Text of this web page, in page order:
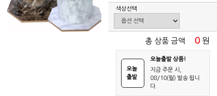
색상선택
총 상품 금액 0 원
오늘
출발
오늘출발 상품!
지금 주문 시,
08/10(월) 발송 됩니
다.